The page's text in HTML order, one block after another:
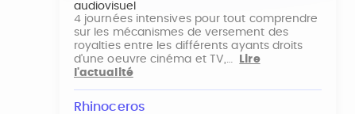
audiovisuel
4 journées intensives pour tout comprendre
sur les mécanismes de versement des
royalties entre les différents ayants droits
d'une oeuvre cinéma et TV,…
Lire
l'actualité
Rhinoceros